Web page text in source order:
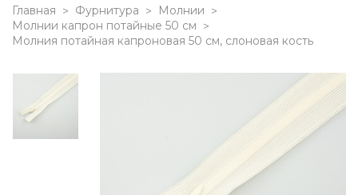
Главная > Фурнитура > Молнии >
Молнии капрон потайные 50 см >
молния потайная капроновая 50 см, слоновая кость